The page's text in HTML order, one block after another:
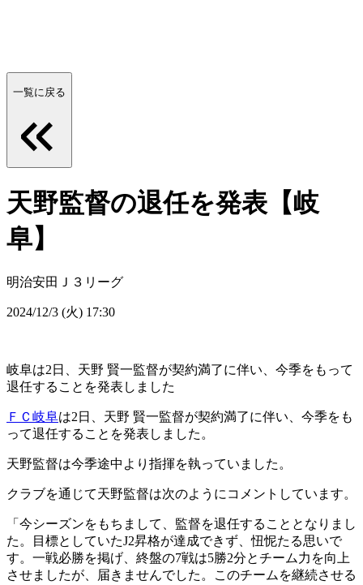
一覧に戻る
天野監督の退任を発表【岐
阜】
明治安田Ｊ３リーグ
2024/12/3 (火) 17:30
岐阜は2日、天野 賢一監督が契約満了に伴い、今季をもって
退任することを発表しました
ＦＣ岐阜は2日、天野 賢一監督が契約満了に伴い、今季をも
って退任することを発表しました。
天野監督は今季途中より指揮を執っていました。
クラブを通じて天野監督は次のようにコメントしています。
「今シーズンをもちまして、監督を退任することとなりまし
た。目標としていたJ2昇格が達成できず、忸怩たる思いで
す。一戦必勝を掲げ、終盤の7戦は5勝2分とチーム力を向上
させましたが、届きませんでした。このチームを継続させる